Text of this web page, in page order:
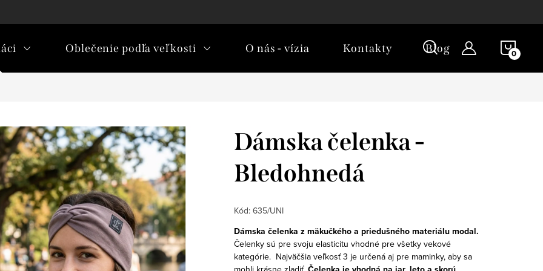
Oblečenie podľa veľkosti O nás - vízia Kontakty Blog
Dámska čelenka -
Bledohnedá
Kód: 635/UNI
Dámska čelenka z mäkučkého a priedušného materiálu modal.
Čelenky sú pre svoju elasticitu vhodné pre všetky vekové
kategórie. Najväčšia veľkosť 3 je určená aj pre maminky, aby sa